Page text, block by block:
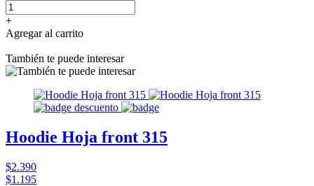
+
Agregar al carrito
También te puede interesar
Hoodie Hoja front 315
$2.390
$1.195